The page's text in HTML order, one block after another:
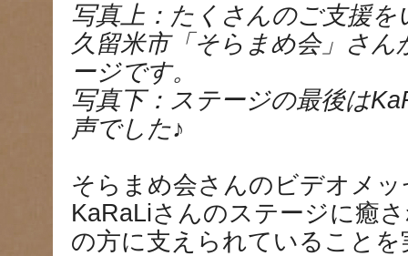
写真上：たくさんのご支援を
久留米市「そらまめ会」さ
ージです。
写真下：ステージの最後は
声でした♪
そらまめ会さんのビデオメ
KaRaLiさんのステージに癒
の方に支えられていることを